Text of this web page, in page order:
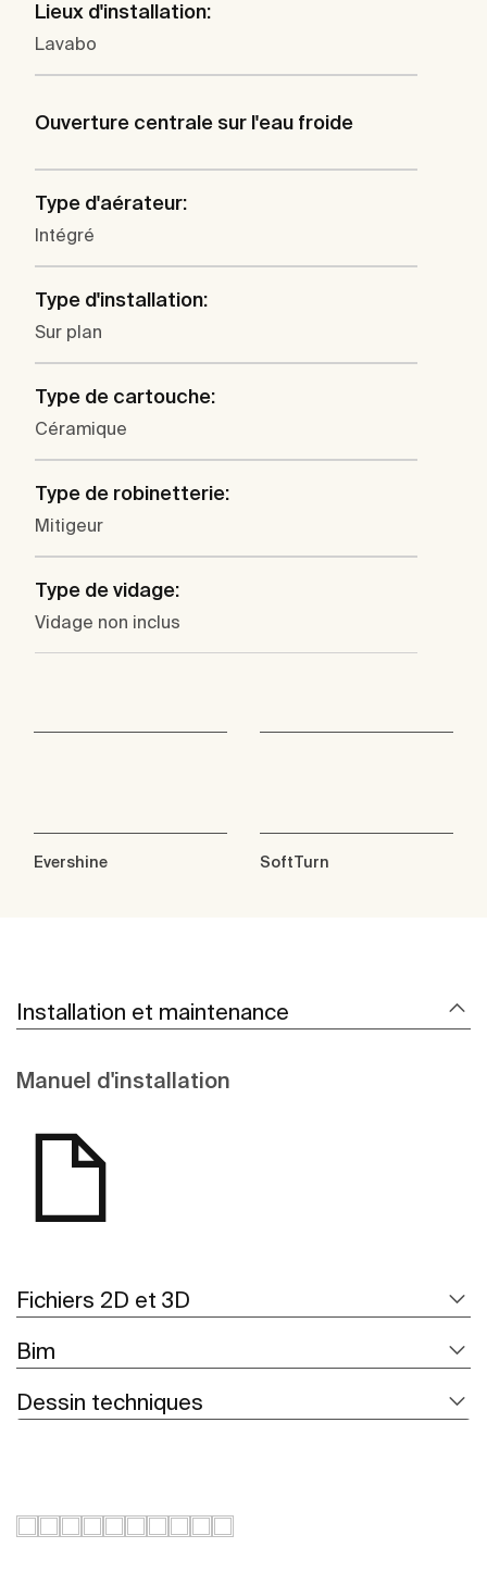
Lieux d'installation:
Lavabo
Ouverture centrale sur l'eau froide
Type d'aérateur:
Intégré
Type d'installation:
Sur plan
Type de cartouche:
Céramique
Type de robinetterie:
Mitigeur
Type de vidage:
Vidage non inclus
Evershine SoftTurn
Installation et maintenance
Manuel d'installation
Fichiers 2D et 3D
Bim
Dessin techniques